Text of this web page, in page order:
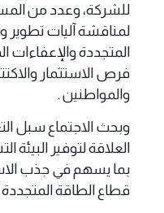
للشركة، وعدد من
لمناقشة آليات تطوير
المتجددة والإعفاءات
فرص الاستثمار
والمواطنين .
وبحث الاجتماع سبل
العلاقة لتوفير البيئة
بما يسهم في جذب
قطاع الطاقة المتجددة